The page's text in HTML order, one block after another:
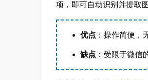
项，即可自动识别并提取
优点 ：操作简便，
缺点 ：受限于微信